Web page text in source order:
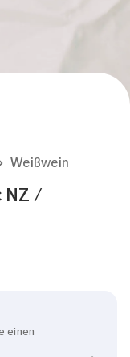
Weißwein
NZ /
einen